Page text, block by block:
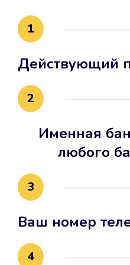
1
Действующий
2
Именная
любого
3
Ваш номер
4